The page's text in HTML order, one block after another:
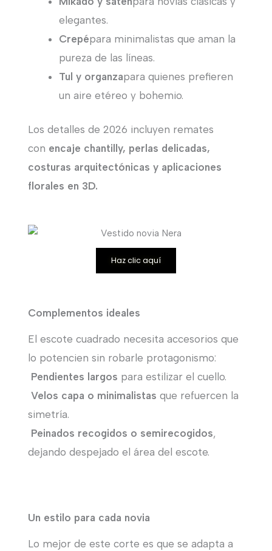
elegantes.
Crepépara minimalistas que aman la
pureza de las líneas.
Tul y organzapara quienes prefieren
un aire etéreo y bohemio.
Los detalles de 2026 incluyen remates
con encaje chantilly, perlas delicadas,
costuras arquitectónicas y aplicaciones
florales en 3D.
Haz clic aquí
Complementos ideales
El escote cuadrado necesita accesorios que
lo potencien sin robarle protagonismo:
Pendientes largos para estilizar el cuello.
Velos capa o minimalistas que refuercen la
simetría.
Peinados recogidos o semirecogidos,
dejando despejado el área del escote.
Un estilo para cada novia
Lo mejor de este corte es que se adapta a